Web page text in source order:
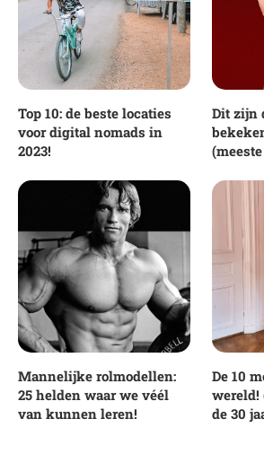
Top 10: de beste locaties
voor digital nomads in
2023!
Dit zijn
Mannelijke rolmodellen:
25 helden waar we véél
van kunnen leren!
De 10
wereld!
de 30